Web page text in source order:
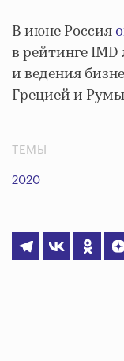
В июне Россия
в рейтинге
и ведения
Грецией и
ТЕМЫ
2020